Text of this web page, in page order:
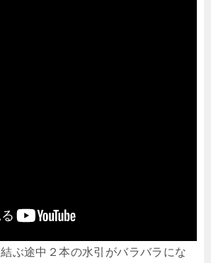
ぶ途中２本の水引がバラバラにな